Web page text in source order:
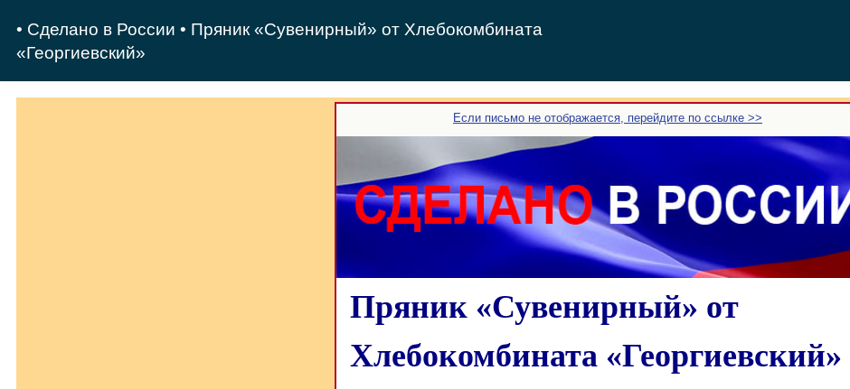
• Сделано в России • Пряник «Сувенирный» от Хлебокомбината
«Георгиевский»
Если письмо не отображается, перейдите по ссылке >>
Пряник «Сувенирный» от
Хлебокомбината «Георгиевский»